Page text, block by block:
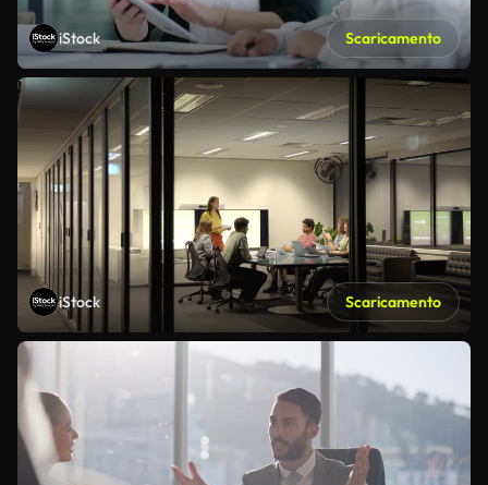
iStock Scaricamento
iStock Scaricamento